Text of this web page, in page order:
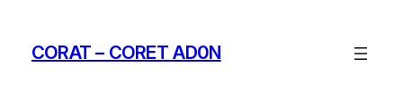
contentCORAT – CORET AD0N